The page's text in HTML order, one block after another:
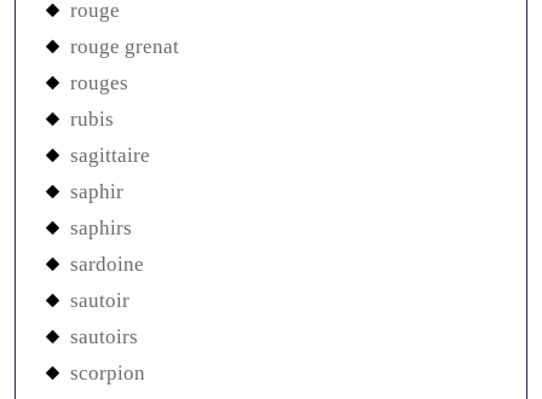
rouge
rouge grenat
rouges
rubis
sagittaire
saphir
saphirs
sardoine
sautoir
sautoirs
scorpion